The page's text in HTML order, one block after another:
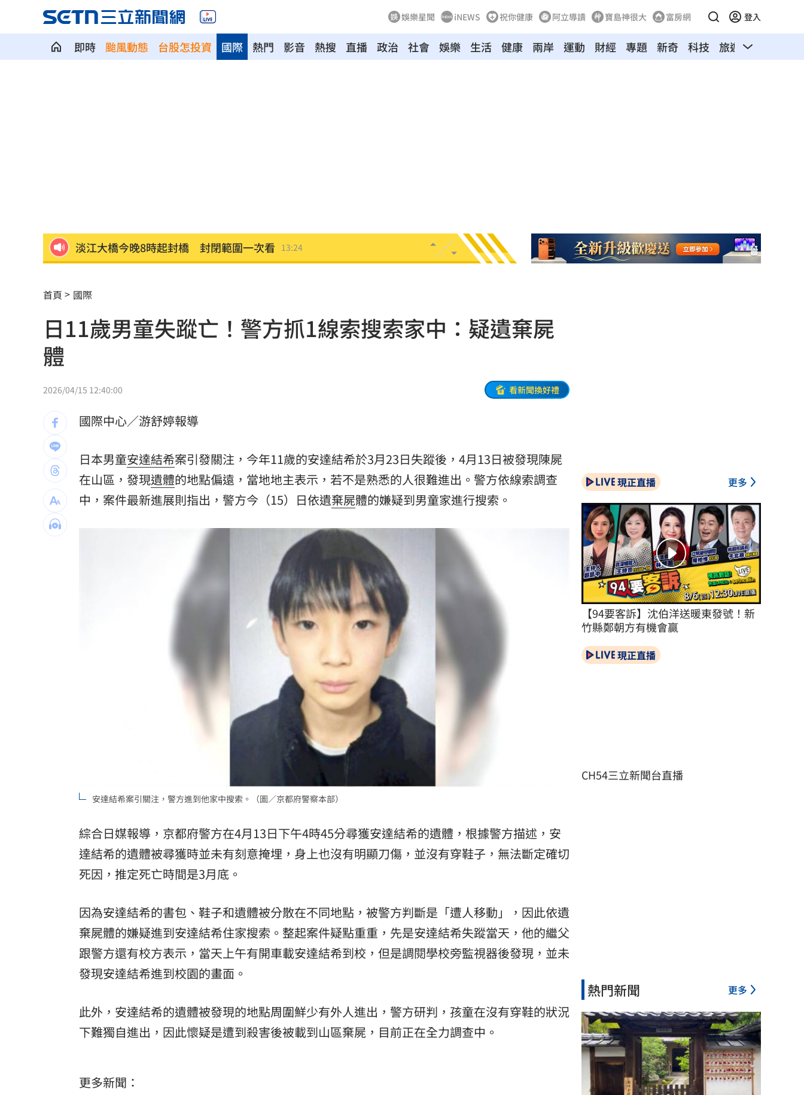
娛樂星聞 iNEWS 祝你健康 阿立導讀 寶島神很大 富房網 登入
即時 颱風動態 台股怎投資 熱門 影音 熱搜 直播 政治 社會 娛樂 生活 健康
國際 兩岸 運動 財經 專題 新奇 科技 旅遊 汽車
淡江大橋今晚8時起封橋 封閉範圍一次看 13:24
林庭謙正式加盟台新戰神 簽下複數年約
高檢署主任批台糖！黃偉哲「2問題」打臉 13:16
Mina輕生後扯出西村力發言風波 粉絲護航
北市教育局稱廚餘給弱勢！吳思瑤轟：歧視
沈伯洋招募「巡洋監兵」 目標千名監票員 13:05
公視預算遭刪凍10.2億 卓榮泰說話了 13:01
四貸同堂玩槓桿！銀行點名2大查核死角 12:55
前兄弟打教莎菈炸裂 還是WPBL首支滿貫砲 12:54
蕭敬騰遇惡房東被寄存證信函！喜鵲回應了 12:53
LIVE三立+24小時直播
三立iNEWS新聞台線上直播 18:00
市場到酒場料理！可果美蕃茄醬創無限可能 12:00
18:00
罕病博士彭士齊 輪椅上的生命覺醒！ 11:00
酷澎「爸氣父親節」國際官方品牌齊聚
首頁 國際
日11歲男童失蹤亡！警方抓1線索搜索家中：疑遺棄屍
體
2026/04/15 12:40:00 看新聞換好禮
國際中心／游舒婷報導
日本男童安達結希案引發關注，今年11歲的安達結希於3月23日失蹤後，4月13日被發現陳屍
在山區，發現遺體的地點偏遠，當地地主表示，若不是熟悉的人很難進出。警方依線索調查
中，案件最新進展則指出，警方今（15）日依遺棄屍體的嫌疑到男童家進行搜索。
安達結希案引關注，警方進到他家中搜索。（圖／京都府警察本部）
綜合日媒報導，京都府警方在4月13日下午4時45分尋獲安達結希的遺體，根據警方描述，安
達結希的遺體被尋獲時並未有刻意掩埋，身上也沒有明顯刀傷，並沒有穿鞋子，無法斷定確切
死因，推定死亡時間是3月底。
因為安達結希的書包、鞋子和遺體被分散在不同地點，被警方判斷是「遭人移動」，因此依遺
棄屍體的嫌疑進到安達結希住家搜索。整起案件疑點重重，先是安達結希失蹤當天，他的繼父
跟警方還有校方表示，當天上午有開車載安達結希到校，但是調閱學校旁監視器後發現，並未
發現安達結希進到校園的畫面。
此外，安達結希的遺體被發現的地點周圍鮮少有外人進出，警方研判，孩童在沒有穿鞋的狀況
下難獨自進出，因此懷疑是遭到殺害後被載到山區棄屍，目前正在全力調查中。
更多新聞：
現正直播 更多
【94要客訴】沈伯洋送暖東發號！新
竹縣鄭朝方有機會贏
現正直播
CH54三立新聞台直播
熱門新聞 更多